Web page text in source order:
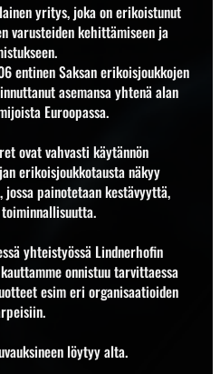
yritys, joka on erikoistunut
varusteiden kehittämiseen ja
entinen Saksan erikoisjoukkojen
asemansa yhtenä alan
Euroopassa.
ovat vahvasti käytännön
erikoisjoukkotausta näkyy
painotetaan kestävyyttä,
yhteistyössä Lindnerhofin
onnistuu tarvittaessa
esim eri organisaatioiden
löytyy alta.